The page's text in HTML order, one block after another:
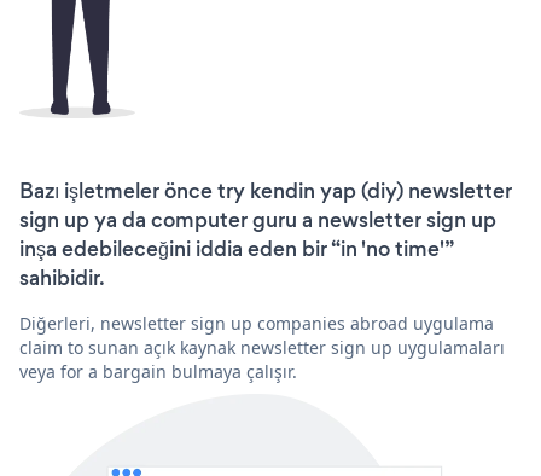
Bazı işletmeler önce try kendin yap (diy) newsletter
sign up ya da computer guru a newsletter sign up
inşa edebileceğini iddia eden bir “in 'no time'”
sahibidir.
Diğerleri, newsletter sign up companies abroad uygulama
claim to sunan açık kaynak newsletter sign up uygulamaları
veya for a bargain bulmaya çalışır.